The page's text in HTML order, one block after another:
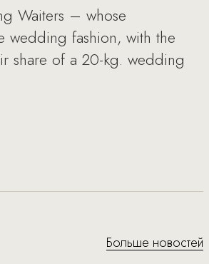
Waiters – whose
wedding fashion, with the
share of a 20-kg. wedding
Больше новостей